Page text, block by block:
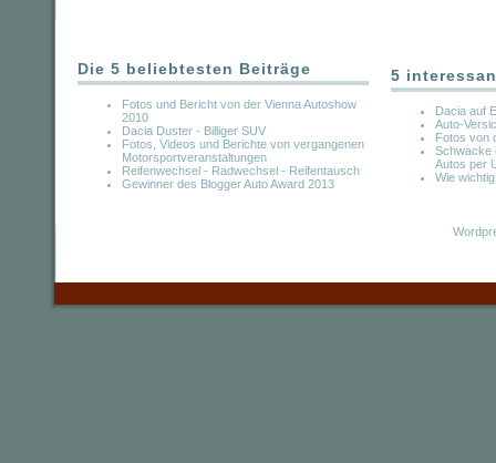
Die 5 beliebtesten Beiträge
Fotos und Bericht von der Vienna Autoshow
2010
Dacia Duster - Billiger SUV
Fotos, Videos und Berichte von vergangenen
Motorsportveranstaltungen
Reifenwechsel - Radwechsel - Reifentausch
Gewinner des Blogger Auto Award 2013
5
Dacia auf
Auto-
Fotos von
Schwacke
Autos per
Wie